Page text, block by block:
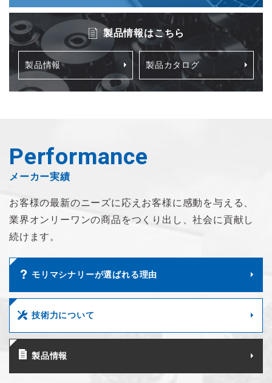
製品情報はこちら
製品情報 製品カタログ
Performance
メーカー実績
お客様の最新のニーズに応え お客様に感動を与える、
業界オンリーワンの商品をつくり出し、社会に貢献し
続けます。
モリマシナリーが選ばれる理由
技術力について
製品情報